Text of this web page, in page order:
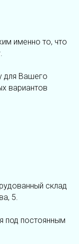
именно то, что
для Вашего
вариантов
склад
5.
под постоянным